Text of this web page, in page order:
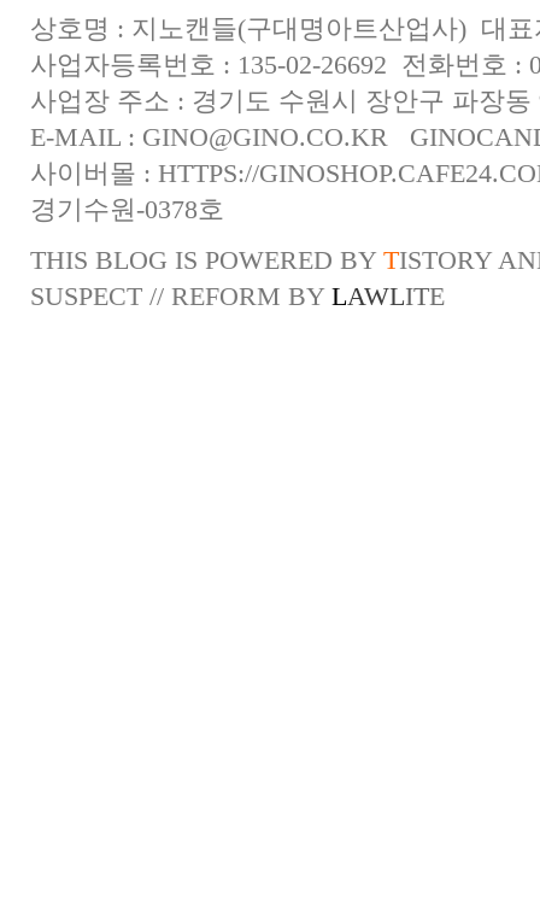
상호명 : 지노캔들(구대명아트산업사) 대
사업자등록번호 : 135-02-26692 전화번호 :
사업장 주소 : 경기도 수원시 장안구 파장동
E-MAIL : GINO@GINO.CO.KR
사이버몰 : HTTPS://
경기수원-0378호
THIS BLOG IS POWERED BY TISTORY
SUSPECT // REFORM BY LAWLITE